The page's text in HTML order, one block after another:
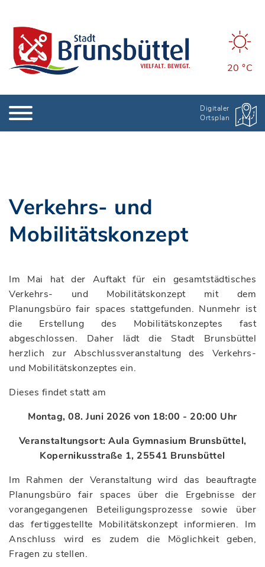
20 °C
Digitaler
Ortsplan
Verkehrs- und
Mobilitätskonzept
Im Mai hat der Auftakt für ein gesamtstädtisches
Verkehrs- und Mobilitätskonzept mit dem
Planungsbüro fair spaces stattgefunden. Nunmehr ist
die Erstellung des Mobilitätskonzeptes fast
abgeschlossen. Daher lädt die Stadt Brunsbüttel
herzlich zur Abschlussveranstaltung des Verkehrs-
und Mobilitätskonzeptes ein.
Dieses findet statt am
Montag, 08. Juni 2026 von 18:00 - 20:00 Uhr
Veranstaltungsort: Aula Gymnasium Brunsbüttel,
Kopernikusstraße 1, 25541 Brunsbüttel
Im Rahmen der Veranstaltung wird das beauftragte
Planungsbüro fair spaces über die Ergebnisse der
vorangegangenen Beteiligungsprozesse sowie über
das fertiggestellte Mobilitätskonzept informieren. Im
Anschluss wird es zudem die Möglichkeit geben,
Fragen zu stellen.